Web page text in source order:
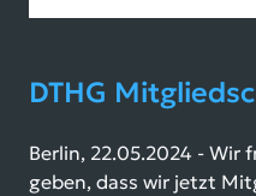
DTHG
Berlin, 22.05.2024 - Wir
geben, dass wir jetzt